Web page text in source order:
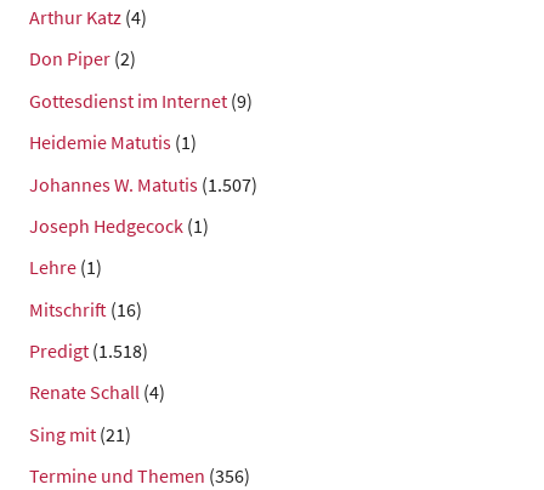
Arthur Katz (4)
Don Piper (2)
Gottesdienst im Internet (9)
Heidemie Matutis (1)
Johannes W. Matutis (1.507)
Joseph Hedgecock (1)
Lehre (1)
Mitschrift (16)
Predigt (1.518)
Renate Schall (4)
Sing mit (21)
Termine und Themen (356)